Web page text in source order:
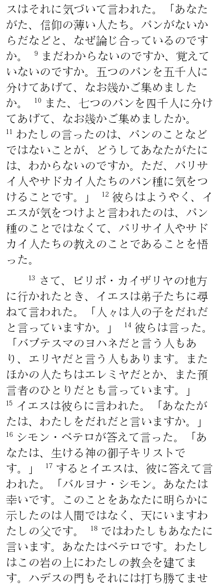
スはそれに気づいて言われた。「あなた
がた、信仰の薄い人たち。パンがないか
らだなどと、なぜ論じ合っているのです
か。
9
まだわからないのですか、覚えて
いないのですか。五つのパンを五千人に
分けてあげて、なお幾かご集めました
か。
10
また、七つのパンを四千人に分け
てあげて、なお幾かご集めましたか。
11
わたしの言ったのは、パンのことなど
ではないことが、どうしてあなたがたに
は、わからないのですか。ただ、パリサ
イ人やサドカイ人たちのパン種に気をつ
けることです。」
12 彼らはようやく、イ
エスが気をつけよと言われたのは、パン
種のことではなくて、パリサイ人やサド
カイ人たちの教えのことであることを悟
った。
13
さて、ピリポ・カイザリヤの地方
に行かれたとき、イエスは弟子たちに尋
ねて言われた。「人々は人の子をだれだ
と言っていますか。」
14 彼らは言った。
「バプテスマのヨハネだと言う人もあ
り、エリヤだと言う人もあります。また
ほかの人たちはエレミヤだとか、また預
言者のひとりだとも言っています。」
15
イエスは彼らに言われた。「あなたが
たは、わたしをだれだと言いますか。」
16
シモン・ペテロが答えて言った。「あ
なたは、生ける神の御子キリストで
す。」
17
するとイエスは、彼に答えて言
われた。「バルヨナ・シモン。あなたは
幸いです。このことをあなたに明らかに
示したのは人間ではなく、天にいますわ
たしの父です。
18
ではわたしもあなたに
言います。あなたはペテロです。わたし
はこの岩の上にわたしの教会を建てま
す。ハデスの門もそれには打ち勝てませ